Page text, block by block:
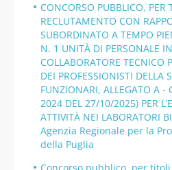
CONCORSO PUBBLICO, PER
RECLUTAMENTO CON
SUBORDINATO A TEMPO
N. 1 UNITÀ DI PERSONALE
COLLABORATORE TECNICO
DEI PROFESSIONISTI DELLA
FUNZIONARI, ALLEGATO A -
2024 DEL 27/10/2025) PER
ATTIVITÀ NEI LABORATORI
Agenzia Regionale per la
della Puglia